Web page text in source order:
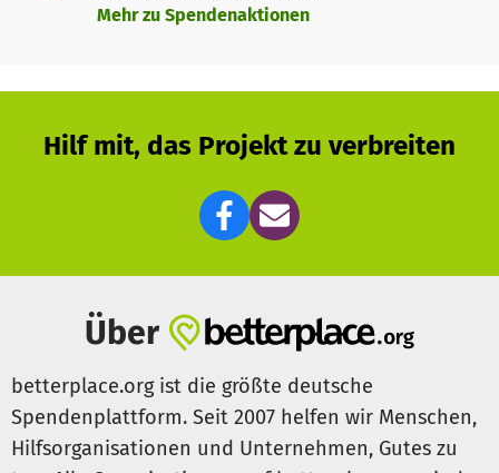
Mehr zu Spendenaktionen
Hilf mit, das Projekt zu verbreiten
Über
betterplace.org ist die größte deutsche
Spendenplattform. Seit 2007 helfen wir Menschen,
Hilfsorganisationen und Unternehmen, Gutes zu